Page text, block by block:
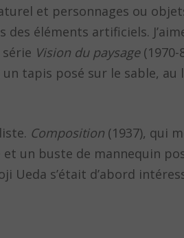
et personnages ou
éléments artificiels.
Vision du paysage(1970-
tapis posé sur le sable, au
Composition (1937), qui
un buste de mannequin
Ueda s’était d’abord